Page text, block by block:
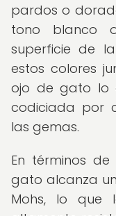
pardos o
tono blanco
superficie de
estos colores
ojo de gato lo
codiciada por
las gemas.
En términos
gato alcanza
Mohs, lo que